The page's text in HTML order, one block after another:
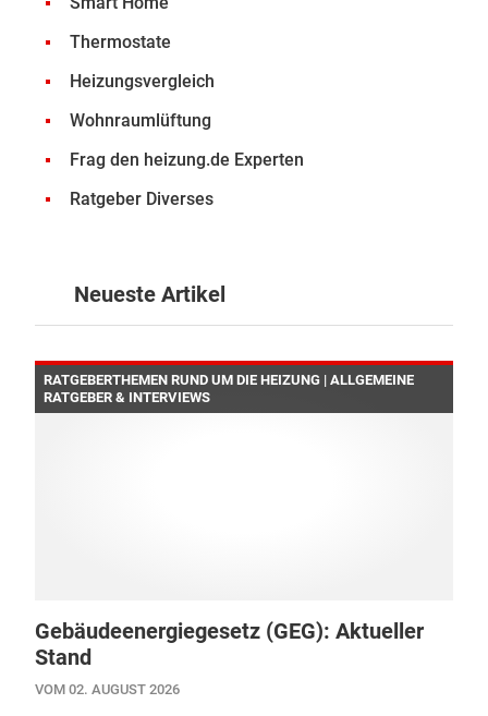
Thermostate
Heizungsvergleich
Wohnraumlüftung
Frag den heizung.de Experten
Ratgeber Diverses
Neueste Artikel
RATGEBERTHEMEN RUND UM DIE HEIZUNG | ALLGEMEINE
RATGEBER & INTERVIEWS
Gebäudeenergiegesetz (GEG): Aktueller
Stand
VOM 02. AUGUST 2026